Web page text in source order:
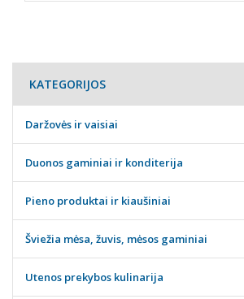
KATEGORIJOS
Daržovės ir vaisiai
Duonos gaminiai ir konditerija
Pieno produktai ir kiaušiniai
Šviežia mėsa, žuvis, mėsos gaminiai
Utenos prekybos kulinarija